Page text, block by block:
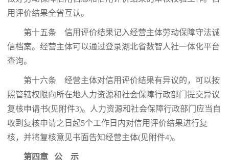
用评价结果全省互认。
第十五条 信用评价结果记入经营主体劳动保障守法诚
信档案。经营主体可以通过登录湖北省数智人社一体化平台
查询。
第十六条 经营主体对信用评价结果有异议的，可以按
照管辖权限向所在地人力资源和社会保障行政部门提交异议
复核申请书(见附件3)。人力资源和社会保障行政部门应当自
收到复核申请之日起5个工作日内对信用评价结果进行复
核，并将复核意见书面告知经营主体(见附件4)。
第四章 公 示